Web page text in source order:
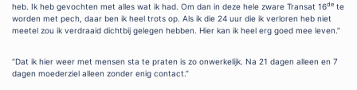
heb. Ik heb gevochten met alles wat ik had. Om dan in deze hele zware Transat 16de te
worden met pech, daar ben ik heel trots op. Als ik die 24 uur die ik verloren heb niet
meetel zou ik verdraaid dichtbij gelegen hebben. Hier kan ik heel erg goed mee leven.”
“Dat ik hier weer met mensen sta te praten is zo onwerkelijk. Na 21 dagen alleen en 7
dagen moederziel alleen zonder enig contact.”